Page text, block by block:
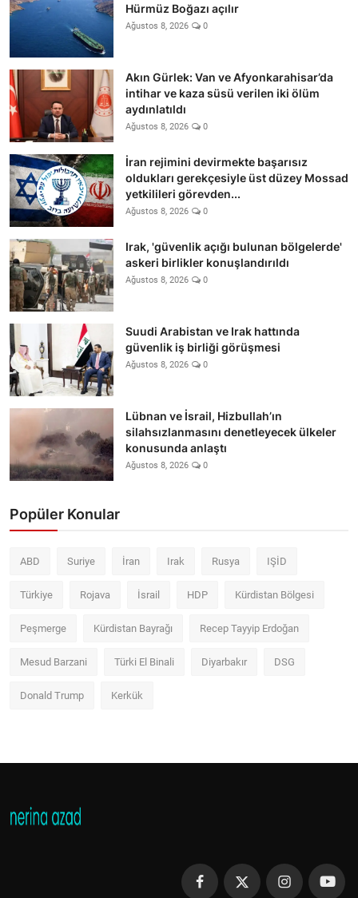
Hürmüz Boğazı açılır
Ağustos 8, 2026 0
Akın Gürlek: Van ve Afyonkarahisar’da
intihar ve kaza süsü verilen iki ölüm
aydınlatıldı
Ağustos 8, 2026 0
İran rejimini devirmekte başarısız
oldukları gerekçesiyle üst düzey Mossad
yetkilileri görevden...
Ağustos 8, 2026 0
Irak, 'güvenlik açığı bulunan bölgelerde'
askeri birlikler konuşlandırıldı
Ağustos 8, 2026 0
Suudi Arabistan ve Irak hattında
güvenlik iş birliği görüşmesi
Ağustos 8, 2026 0
Lübnan ve İsrail, Hizbullah’ın
silahsızlanmasını denetleyecek ülkeler
konusunda anlaştı
Ağustos 8, 2026 0
Popüler Konular
ABD Suriye İran Irak Rusya IŞİD
Türkiye Rojava İsrail HDP Kürdistan Bölgesi
Peşmerge Kürdistan Bayrağı Recep Tayyip Erdoğan
Mesud Barzani Türki El Binali Diyarbakır DSG
Donald Trump Kerkük